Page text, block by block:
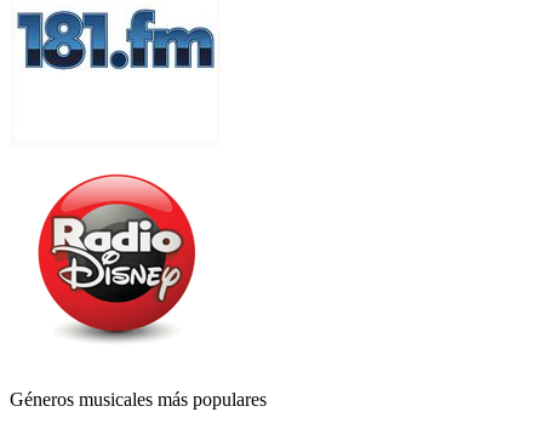
Géneros musicales más populares